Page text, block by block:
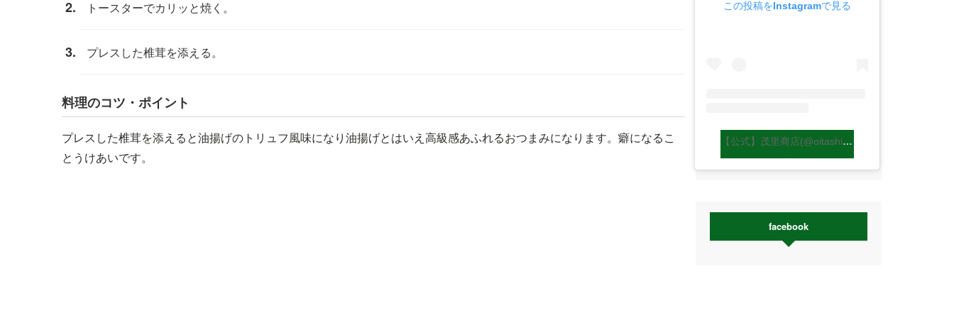
トースターでカリッと焼く。
プレスした椎茸を添える。
料理のコツ・ポイント
プレスした椎茸を添えると油揚げのトリュフ風味になり油揚げとはいえ高級感あふれるおつまみになります。癖になるこ
とうけあいです。
この投稿をInstagramで見る
【公式】茂里商店(@oitashiitakemori)がシェアした投稿
facebook